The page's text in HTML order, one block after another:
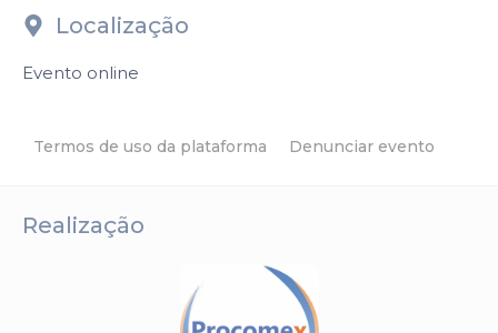
Localização
Evento online
Termos de uso da plataforma Denunciar evento
Realização